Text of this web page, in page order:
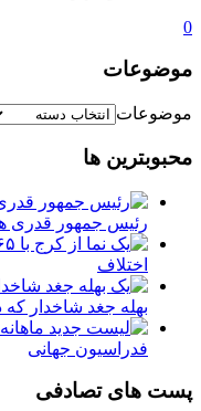
0
موضوعات
موضوعات
محبوبترین ها
رئیس جمهور قدری
اختلاف
بهله جغد شاخدار
فدراسیون جهانی
پست های تصادفی